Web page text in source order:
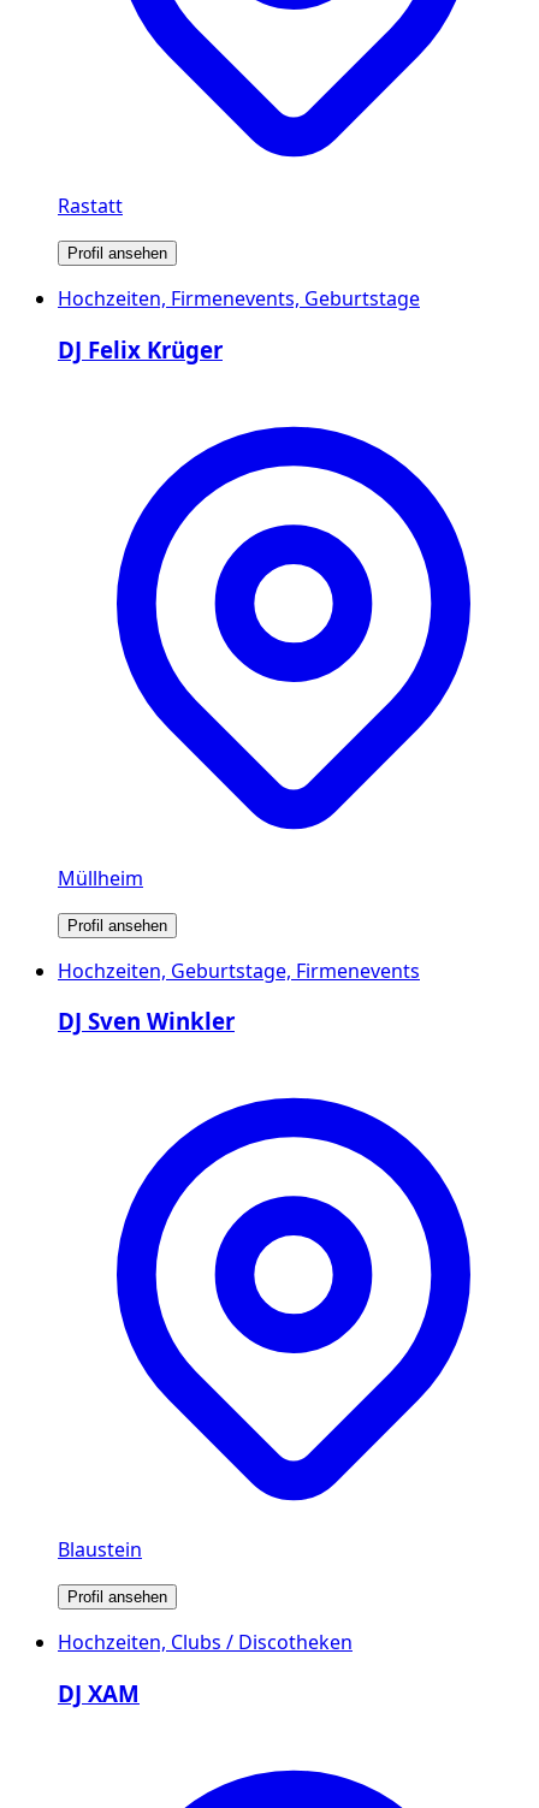
Rastatt
Profil ansehen
Hochzeiten, Firmenevents, Geburtstage
DJ Felix Krüger
Müllheim
Profil ansehen
Hochzeiten, Geburtstage, Firmenevents
DJ Sven Winkler
Blaustein
Profil ansehen
Hochzeiten, Clubs / Discotheken
DJ XAM